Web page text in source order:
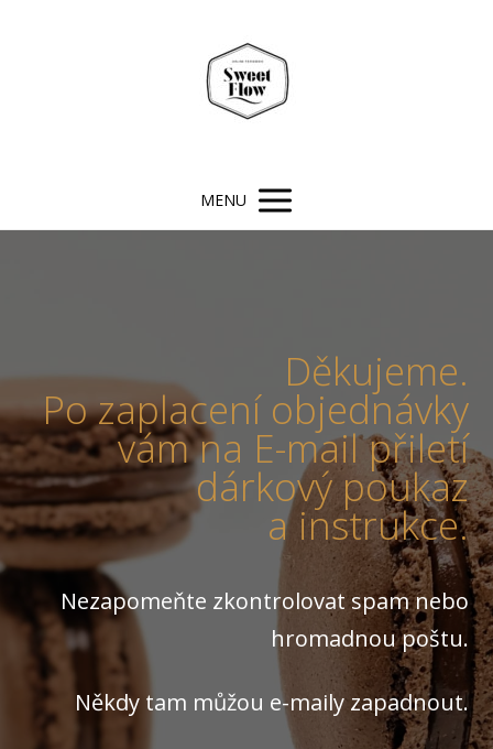
MENU
Děkujeme.
Po zaplacení objednávky
vám na E-mail přiletí
dárkový poukaz
a instrukce.
Nezapomeňte zkontrolovat spam nebo
hromadnou poštu.
Někdy tam můžou e-maily zapadnout.